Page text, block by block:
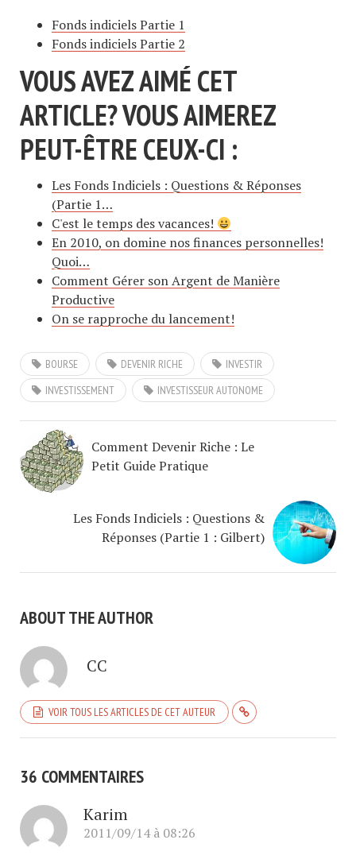
Fonds indiciels Partie 1
Fonds indiciels Partie 2
VOUS AVEZ AIMÉ CET
ARTICLE? VOUS AIMEREZ
PEUT-ÊTRE CEUX-CI :
Les Fonds Indiciels : Questions & Réponses
(Partie 1…
C'est le temps des vacances!
En 2010, on domine nos finances personnelles!
Quoi…
Comment Gérer son Argent de Manière
Productive
On se rapproche du lancement!
BOURSE DEVENIR RICHE
INVESTIR
INVESTISSEMENT
INVESTISSEUR AUTONOME
Comment Devenir Riche : Le
Petit Guide Pratique
Les Fonds Indiciels : Questions &
Réponses (Partie 1 : Gilbert)
ABOUT THE AUTHOR
CC
VOIR TOUS LES ARTICLES DE CET AUTEUR
36 COMMENTAIRES
Karim
2011/09/14 à 08:26